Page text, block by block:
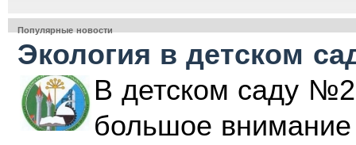
Популярные новости
Экология в детском
В детском саду
большое внимание